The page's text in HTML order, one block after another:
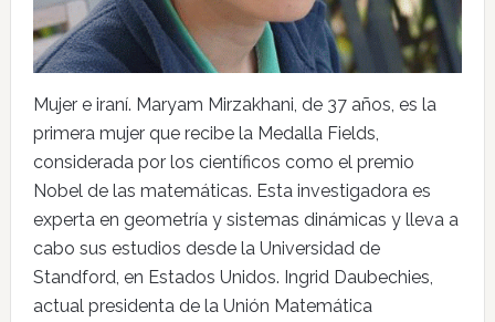
Mujer e iraní. Maryam Mirzakhani, de 37 años, es la
primera mujer que recibe la Medalla Fields,
considerada por los científicos como el premio
Nobel de las matemáticas. Esta investigadora es
experta en geometría y sistemas dinámicas y lleva a
cabo sus estudios desde la Universidad de
Standford, en Estados Unidos. Ingrid Daubechies,
actual presidenta de la Unión Matemática